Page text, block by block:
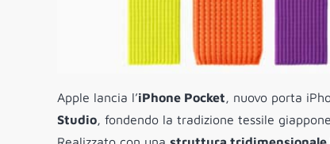
Apple lancia l’iPhone Pocket, nuovo porta
Studio, fondendo la tradizione tessile